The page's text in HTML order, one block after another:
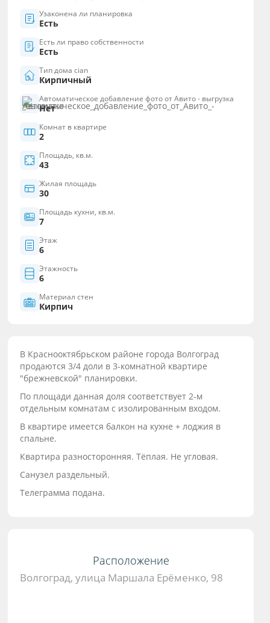
Узаконена ли планировка
Есть
Есть ли право собственности
Есть
Тип дома cian
Кирпичный
Автоматическое добавление фото от Авито - выгрузка
Нет
Комнат в квартире
2
Площадь, кв.м.
43
Жилая площадь
30
Площадь кухни, кв.м.
7
Этаж
6
Этажность
6
Материал стен
Кирпич
В Краснооктябрьском районе города Волгоград
продаются 3/4 доли в 3-комнатной квартире
"брежневской" планировки.
По площади данная доля соответствует 2-м
отдельным комнатам с изолированным входом.
В квартире имеется балкон на кухне + лоджия в
спальне.
Квартира разносторонняя. Тёплая. Не угловая.
Санузел раздельный.
Телеграмма подана.
Расположение
Волгоград, улица Маршала Ерёменко, 98